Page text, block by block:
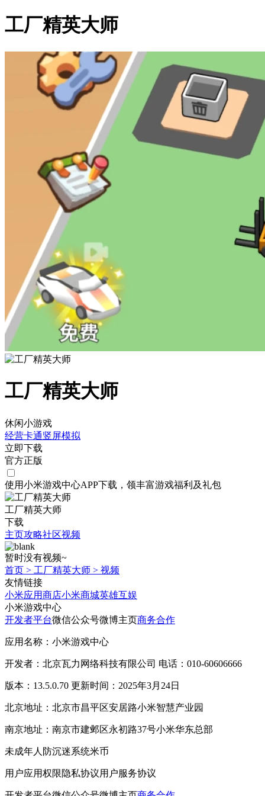
工厂精英大师
工厂精英大师
休闲小游戏
经营卡通竖屏模拟
立即下载
官方正版
使用小米游戏中心APP下载 ，领丰富游戏福利 及礼包
工厂精英大师
下载
主页攻略社区视频
暂时没有视频~
首页 > 工厂精英大师 > 视频
友情链接
小米应用商店小米商城英雄互娱
小米游戏中心
开发者平台微信公众号微博主页商务合作
应用名称：小米游戏中心
开发者：北京瓦力网络科技有限公司 电话：010-60606666
版本：13.5.0.70 更新时间：2025年3月24日
北京地址：北京市昌平区安居路小米智慧产业园
南京地址：南京市建邺区永初路37号小米华东总部
未成年人防沉迷系统米币
用户应用权限隐私协议用户服务协议